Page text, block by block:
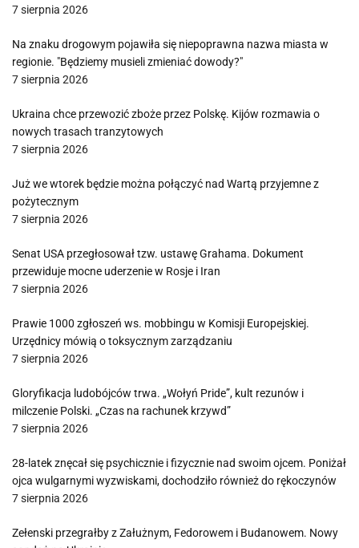
7 sierpnia 2026
Na znaku drogowym pojawiła się niepoprawna nazwa miasta w
regionie. "Będziemy musieli zmieniać dowody?"
7 sierpnia 2026
Ukraina chce przewozić zboże przez Polskę. Kijów rozmawia o
nowych trasach tranzytowych
7 sierpnia 2026
Już we wtorek będzie można połączyć nad Wartą przyjemne z
pożytecznym
7 sierpnia 2026
Senat USA przegłosował tzw. ustawę Grahama. Dokument
przewiduje mocne uderzenie w Rosje i Iran
7 sierpnia 2026
Prawie 1000 zgłoszeń ws. mobbingu w Komisji Europejskiej.
Urzędnicy mówią o toksycznym zarządzaniu
7 sierpnia 2026
Gloryfikacja ludobójców trwa. „Wołyń Pride”, kult rezunów i
milczenie Polski. „Czas na rachunek krzywd”
7 sierpnia 2026
28-latek znęcał się psychicznie i fizycznie nad swoim ojcem. Poniżał
ojca wulgarnymi wyzwiskami, dochodziło również do rękoczynów
7 sierpnia 2026
Zełenski przegrałby z Załużnym, Fedorowem i Budanowem. Nowy